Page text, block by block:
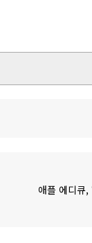
애플 에디큐,